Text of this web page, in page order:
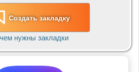
Создать закладку
нужны закладки